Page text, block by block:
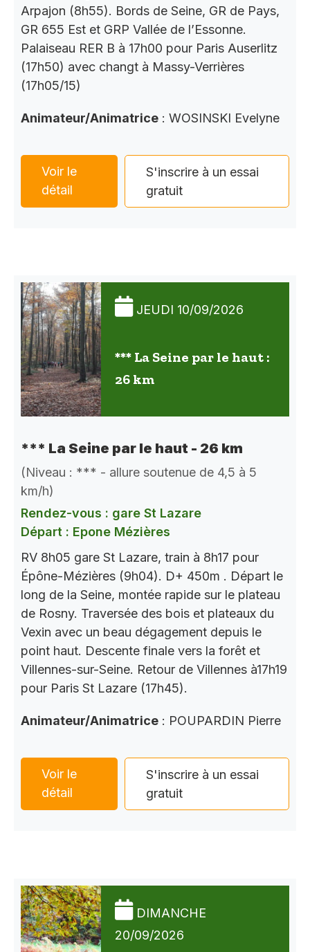
Arpajon (8h55). Bords de Seine, GR de Pays,
GR 655 Est et GRP Vallée de l’Essonne.
Palaiseau RER B à 17h00 pour Paris Auserlitz
(17h50) avec changt à Massy-Verrières
(17h05/15)
Animateur/Animatrice : WOSINSKI Evelyne
Voir le
détail
S'inscrire à un essai
gratuit
JEUDI 10/09/2026
*** La Seine par le haut :
26 km
*** La Seine par le haut - 26 km
(Niveau : *** - allure soutenue de 4,5 à 5
km/h)
Rendez-vous : gare St Lazare
Départ : Epone Mézières
RV 8h05 gare St Lazare, train à 8h17 pour
Épône-Mézières (9h04). D+ 450m . Départ le
long de la Seine, montée rapide sur le plateau
de Rosny. Traversée des bois et plateaux du
Vexin avec un beau dégagement depuis le
point haut. Descente finale vers la forêt et
Villennes-sur-Seine. Retour de Villennes à17h19
pour Paris St Lazare (17h45).
Animateur/Animatrice : POUPARDIN Pierre
Voir le
détail
S'inscrire à un essai
gratuit
DIMANCHE
20/09/2026